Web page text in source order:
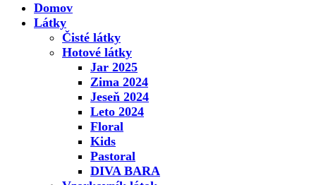
Domov
Látky
Čisté látky
Hotové látky
Jar 2025
Zima 2024
Jeseň 2024
Leto 2024
Floral
Kids
Pastoral
DIVA BARA